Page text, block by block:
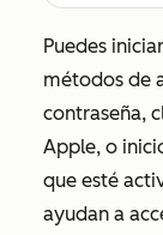
Puedes
métodos de
contraseña,
Apple, o
que esté
ayudan a